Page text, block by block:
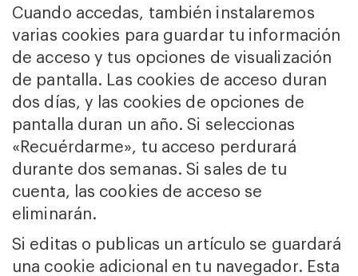
Cuando accedas, también instalaremos
varias cookies para guardar tu información
de acceso y tus opciones de visualización
de pantalla. Las cookies de acceso duran
dos días, y las cookies de opciones de
pantalla duran un año. Si seleccionas
«Recuérdarme», tu acceso perdurará
durante dos semanas. Si sales de tu
cuenta, las cookies de acceso se
eliminarán.
Si editas o publicas un artículo se guardará
una cookie adicional en tu navegador. Esta